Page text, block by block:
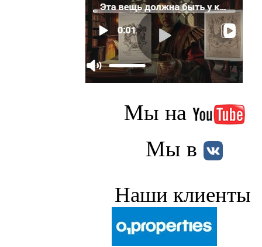
Мы на
Мы в
Наши клиенты